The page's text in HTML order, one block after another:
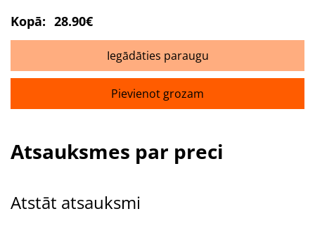
Kopā: 28.90€
Iegādāties paraugu
Pievienot grozam
Atsauksmes par preci
Atstāt atsauksmi